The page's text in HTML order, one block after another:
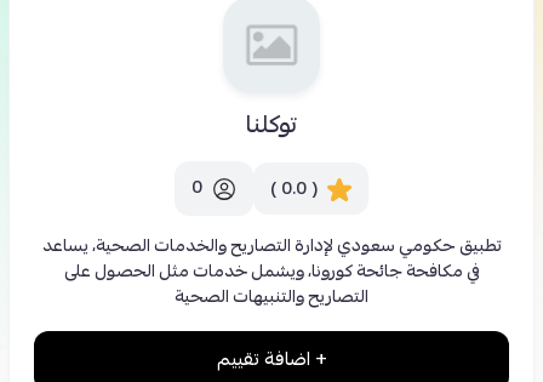
توكلنا
( 0.0 )
0
تطبيق حكومي سعودي لإدارة التصاريح والخدمات الصحية، يساعد
في مكافحة جائحة كورونا، ويشمل خدمات مثل الحصول على
التصاريح والتنبيهات الصحية
+ اضافة تقييم